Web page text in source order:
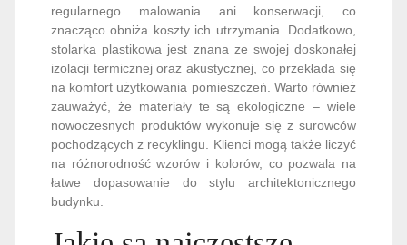
regularnego malowania ani konserwacji, co
znacząco obniża koszty ich utrzymania. Dodatkowo,
stolarka plastikowa jest znana ze swojej doskonałej
izolacji termicznej oraz akustycznej, co przekłada się
na komfort użytkowania pomieszczeń. Warto również
zauważyć, że materiały te są ekologiczne – wiele
nowoczesnych produktów wykonuje się z surowców
pochodzących z recyklingu. Klienci mogą także liczyć
na różnorodność wzorów i kolorów, co pozwala na
łatwe dopasowanie do stylu architektonicznego
budynku.